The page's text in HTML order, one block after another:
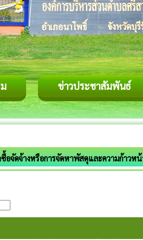
ข่าวประชาสัมพันธ์
ซื้อจัดจ้างหรือการจัดหาพัสดุและความก้าวห